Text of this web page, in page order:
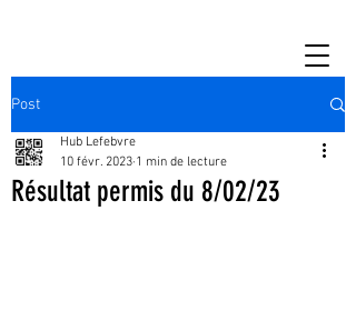
Post
Résultat permis du 8/02/23
Hub Lefebvre
10 févr. 2023 1 min de lecture